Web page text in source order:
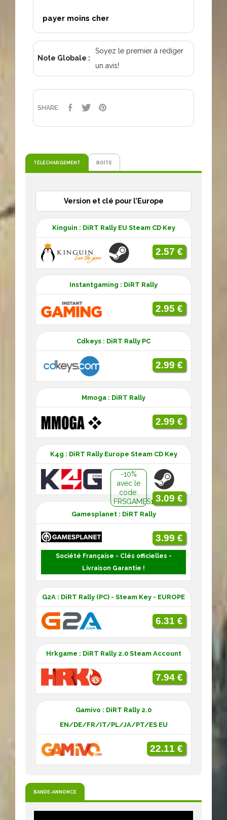
payer moins cher
Note Globale :
Soyez le premier à rédiger
un avis!
SHARE: PARTAGER
TWEET
TÉLÉCHARGEMENT BOÎTE
Version et clé pour l’Europe
Kinguin : DiRT Rally EU Steam CD Key
2.57 €
Instantgaming : DiRT Rally
2.95 €
Cdkeys : DiRT Rally PC
2.99 €
Mmoga : DiRT Rally
2.99 €
K4g : DiRT Rally Europe Steam CD Key
-10%
avec le
code:
FRSGAMES103.09 €
Gamesplanet : DiRT Rally
3.99 €
Société Française - Clés officielles -
Livraison Garantie !
G2A : DiRT Rally (PC) - Steam Key - EUROPE
6.31 €
Hrkgame : DiRT Rally 2.0 Steam Account
7.94 €
Gamivo : DiRT Rally 2.0
EN/DE/FR/IT/PL/JA/PT/ES EU
22.11 €
BANDE-ANNONCE